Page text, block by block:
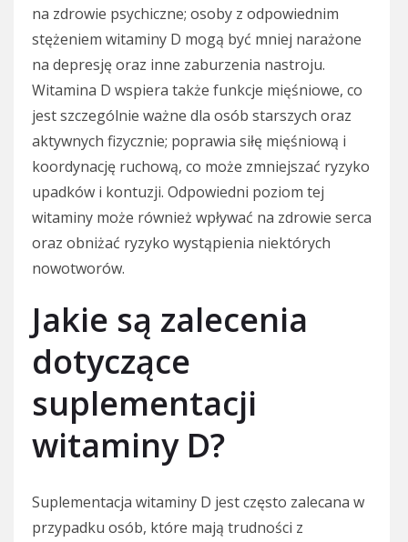
na zdrowie psychiczne; osoby z odpowiednim
stężeniem witaminy D mogą być mniej narażone
na depresję oraz inne zaburzenia nastroju.
Witamina D wspiera także funkcje mięśniowe, co
jest szczególnie ważne dla osób starszych oraz
aktywnych fizycznie; poprawia siłę mięśniową i
koordynację ruchową, co może zmniejszać ryzyko
upadków i kontuzji. Odpowiedni poziom tej
witaminy może również wpływać na zdrowie serca
oraz obniżać ryzyko wystąpienia niektórych
nowotworów.
Jakie są zalecenia
dotyczące
suplementacji
witaminy D?
Suplementacja witaminy D jest często zalecana w
przypadku osób, które mają trudności z